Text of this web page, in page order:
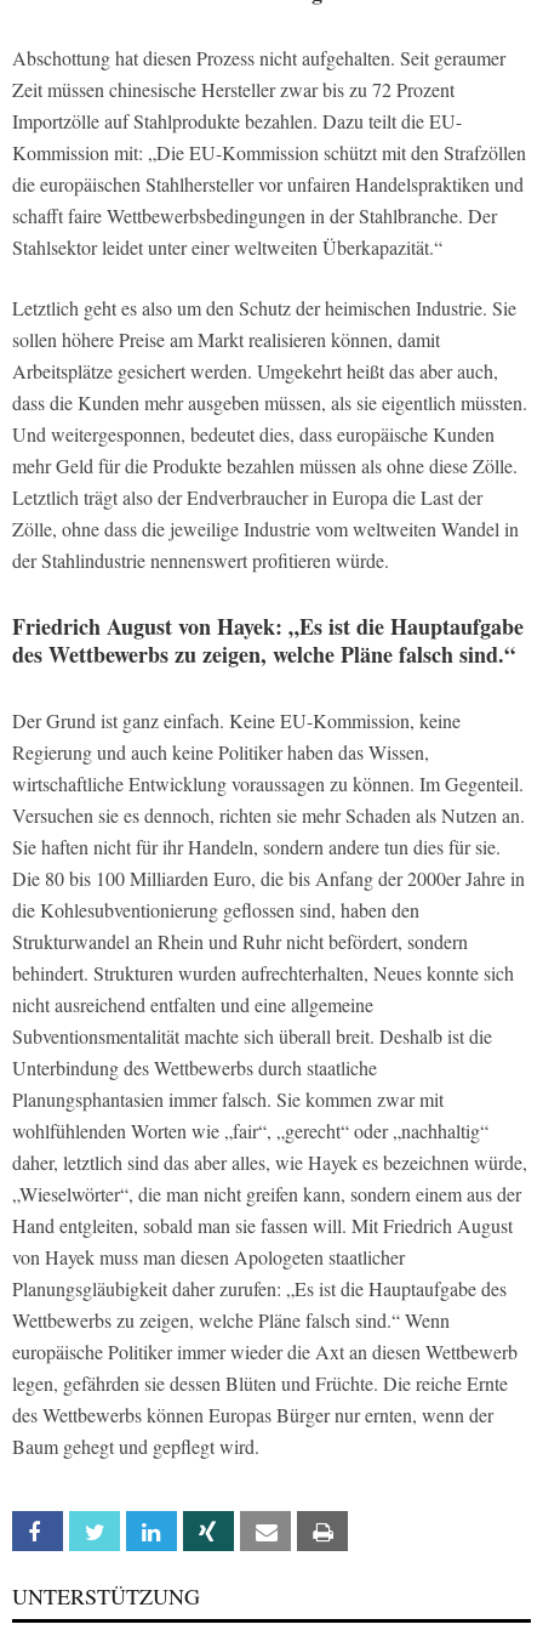
Abschottung hat diesen Prozess nicht aufgehalten. Seit geraumer
Zeit müssen chinesische Hersteller zwar bis zu 72 Prozent
Importzölle auf Stahlprodukte bezahlen. Dazu teilt die EU-
Kommission mit: „Die EU-Kommission schützt mit den Strafzöllen
die europäischen Stahlhersteller vor unfairen Handelspraktiken und
schafft faire Wettbewerbsbedingungen in der Stahlbranche. Der
Stahlsektor leidet unter einer weltweiten Überkapazität.“
Letztlich geht es also um den Schutz der heimischen Industrie. Sie
sollen höhere Preise am Markt realisieren können, damit
Arbeitsplätze gesichert werden. Umgekehrt heißt das aber auch,
dass die Kunden mehr ausgeben müssen, als sie eigentlich müssten.
Und weitergesponnen, bedeutet dies, dass europäische Kunden
mehr Geld für die Produkte bezahlen müssen als ohne diese Zölle.
Letztlich trägt also der Endverbraucher in Europa die Last der
Zölle, ohne dass die jeweilige Industrie vom weltweiten Wandel in
der Stahlindustrie nennenswert profitieren würde.
Friedrich August von Hayek: „Es ist die Hauptaufgabe
des Wettbewerbs zu zeigen, welche Pläne falsch sind.“
Der Grund ist ganz einfach. Keine EU-Kommission, keine
Regierung und auch keine Politiker haben das Wissen,
wirtschaftliche Entwicklung voraussagen zu können. Im Gegenteil.
Versuchen sie es dennoch, richten sie mehr Schaden als Nutzen an.
Sie haften nicht für ihr Handeln, sondern andere tun dies für sie.
Die 80 bis 100 Milliarden Euro, die bis Anfang der 2000er Jahre in
die Kohlesubventionierung geflossen sind, haben den
Strukturwandel an Rhein und Ruhr nicht befördert, sondern
behindert. Strukturen wurden aufrechterhalten, Neues konnte sich
nicht ausreichend entfalten und eine allgemeine
Subventionsmentalität machte sich überall breit. Deshalb ist die
Unterbindung des Wettbewerbs durch staatliche
Planungsphantasien immer falsch. Sie kommen zwar mit
wohlfühlenden Worten wie „fair“, „gerecht“ oder „nachhaltig“
daher, letztlich sind das aber alles, wie Hayek es bezeichnen würde,
„Wieselwörter“, die man nicht greifen kann, sondern einem aus der
Hand entgleiten, sobald man sie fassen will. Mit Friedrich August
von Hayek muss man diesen Apologeten staatlicher
Planungsgläubigkeit daher zurufen: „Es ist die Hauptaufgabe des
Wettbewerbs zu zeigen, welche Pläne falsch sind.“ Wenn
europäische Politiker immer wieder die Axt an diesen Wettbewerb
legen, gefährden sie dessen Blüten und Früchte. Die reiche Ernte
des Wettbewerbs können Europas Bürger nur ernten, wenn der
Baum gehegt und gepflegt wird.
Facebook Twitter Linkedin Xing Email
UNTERSTÜTZUNG